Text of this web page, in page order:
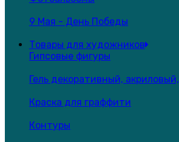
9 Мая - День Победы
Товары для художников
Гипсовые фигуры
Гель декоративный,
Краска для граффити
Контуры